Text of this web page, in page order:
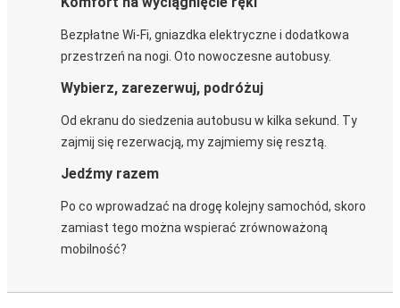
Bezpłatne Wi-Fi, gniazdka elektryczne i dodatkowa
przestrzeń na nogi. Oto nowoczesne autobusy.
Wybierz, zarezerwuj, podróżuj
Od ekranu do siedzenia autobusu w kilka sekund. Ty
zajmij się rezerwacją, my zajmiemy się resztą.
Jedźmy razem
Po co wprowadzać na drogę kolejny samochód, skoro
zamiast tego można wspierać zrównoważoną
mobilność?